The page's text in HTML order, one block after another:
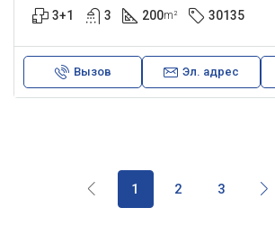
3+1 3 200m² 30135
Вызов Эл. адрес
1 2 3